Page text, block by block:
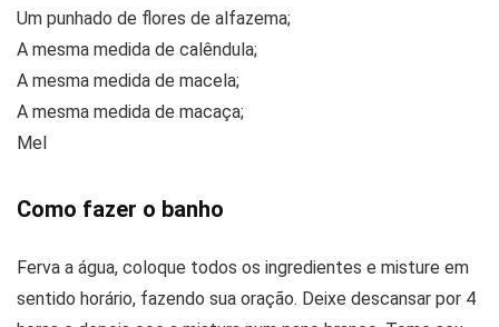
Um punhado de flores de alfazema;
A mesma medida de calêndula;
A mesma medida de macela;
A mesma medida de macaça;
Mel
Como fazer o banho
Ferva a água, coloque todos os ingredientes e misture em
sentido horário, fazendo sua oração. Deixe descansar por 4